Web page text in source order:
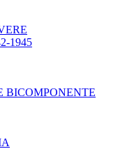
1945
BICOMPONENTE